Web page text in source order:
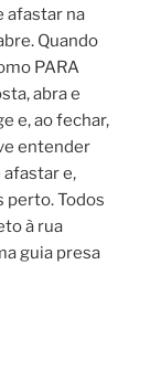
afastar na
Quando
PARA
abra e
e, ao fechar,
entender
e,
perto. Todos
à rua
guia presa